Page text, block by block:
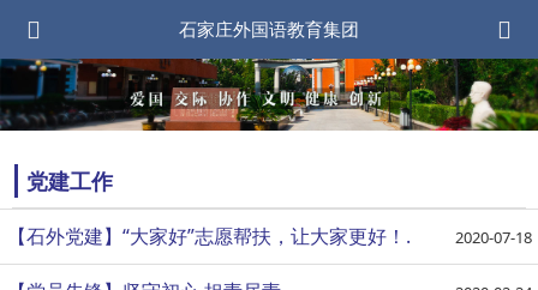
石家庄外国语教育集团
党建工作
【石外党建】“大家好”志愿帮扶，让大家更好！. 2020-07-18